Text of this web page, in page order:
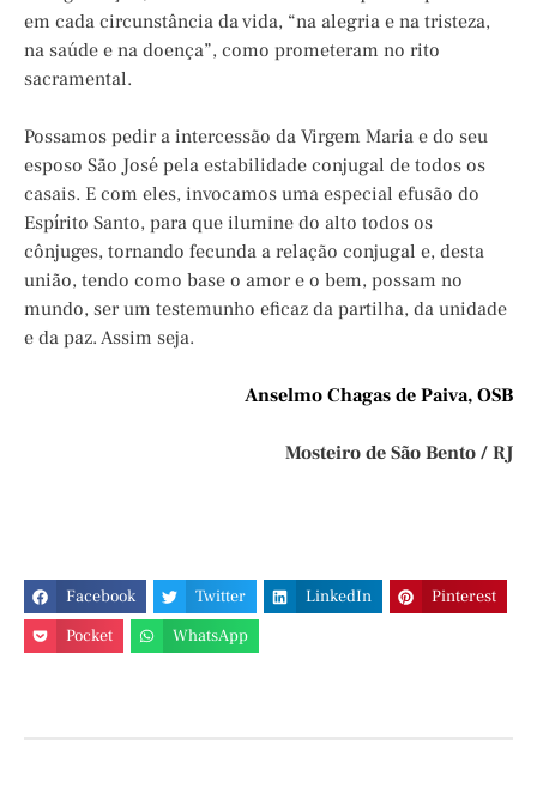
em cada circunstância da vida, “na alegria e na tristeza,
na saúde e na doença”, como prometeram no rito
sacramental.
Possamos pedir a intercessão da Virgem Maria e do seu
esposo São José pela estabilidade conjugal de todos os
casais. E com eles, invocamos uma especial efusão do
Espírito Santo, para que ilumine do alto todos os
cônjuges, tornando fecunda a relação conjugal e, desta
união, tendo como base o amor e o bem, possam no
mundo, ser um testemunho eficaz da partilha, da unidade
e da paz. Assim seja.
Anselmo Chagas de Paiva, OSB
Mosteiro de São Bento / RJ
Facebook Twitter LinkedIn
Pinterest
Pocket
WhatsApp